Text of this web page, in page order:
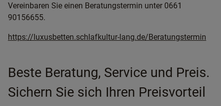
Vereinbaren Sie einen Beratungstermin unter 0661
90156655.
https://luxusbetten.schlafkultur-lang.de/Beratungstermin
Beste Beratung, Service und Preis.
Sichern Sie sich Ihren Preisvorteil